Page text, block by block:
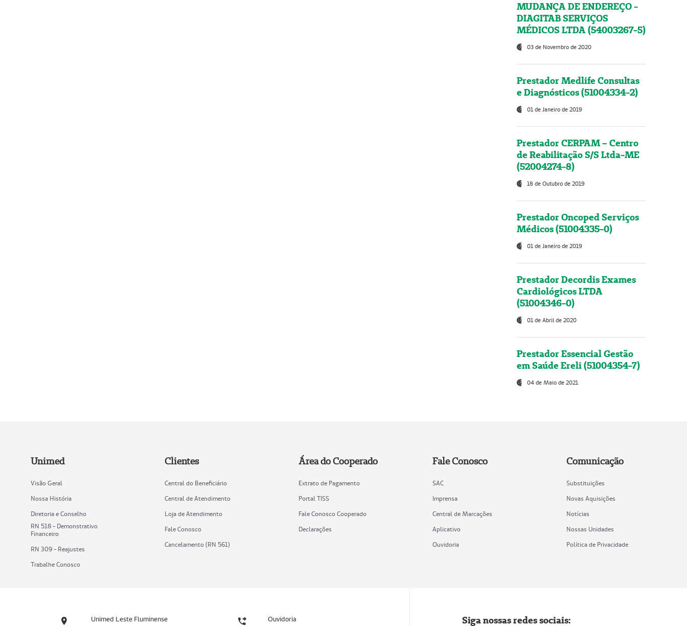
MUDANÇA DE ENDEREÇO -
DIAGITAB SERVIÇOS
MÉDICOS LTDA (54003267-5)
03 de Novembro de 2020
Prestador Medlife Consultas
e Diagnósticos (51004334-2)
01 de Janeiro de 2019
Prestador CERPAM – Centro
de Reabilitação S/S Ltda-ME
(52004274-8)
18 de Outubro de 2019
Prestador Oncoped Serviços
Médicos (51004335-0)
01 de Janeiro de 2019
Prestador Decordis Exames
Cardiológicos LTDA
(51004346-0)
01 de Abril de 2020
Prestador Essencial Gestão
em Saúde Ereli (51004354-7)
04 de Maio de 2021
Unimed
Visão Geral
Nossa História
Diretoria e Conselho
RN 518 - Demonstrativo
Financeiro
RN 309 - Reajustes
Trabalhe Conosco
Clientes
Central do Beneficiário
Central de Atendimento
Loja de Atendimento
Fale Conosco
Cancelamento (RN 561)
Área do Cooperado
Extrato de Pagamento
Portal TISS
Fale Conosco Cooperado
Declarações
Fale Conosco
SAC
Imprensa
Central de Marcações
Aplicativo
Ouvidoria
Comunicação
Substituições
Novas Aquisições
Notícias
Nossas Unidades
Política de Privacidade
Unimed Leste Fluminense Ouvidoria Siga nossas redes sociais: